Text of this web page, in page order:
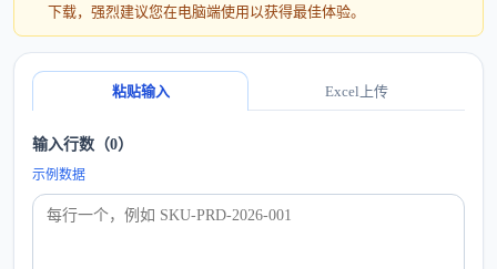
下载，强烈建议您在电脑端使用以获得最佳体验。
粘贴输入 Excel上传
输入行数（0）
示例数据